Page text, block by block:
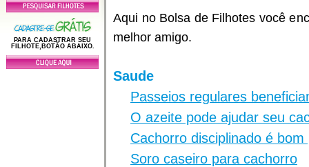
PARA CADASTRAR SEU
FILHOTE,BOTÃO ABAIXO.
Aqui no Bolsa de Filhotes você
melhor amigo.
Saude
Passeios regulares
O azeite pode ajudar seu
Cachorro disciplinado é
Soro caseiro para cachorro